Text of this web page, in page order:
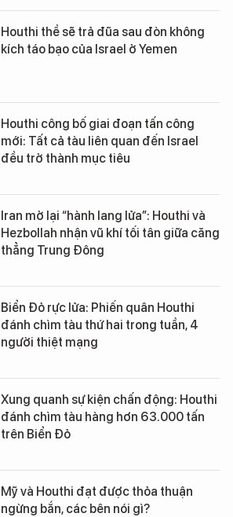
Houthi thề sẽ trả đũa sau đòn không
kích táo bạo của Israel ở Yemen
Houthi công bố giai đoạn tấn công
mới: Tất cả tàu liên quan đến Israel
đều trở thành mục tiêu
Iran mở lại “hành lang lửa”: Houthi và
Hezbollah nhận vũ khí tối tân giữa căng
thẳng Trung Đông
Biển Đỏ rực lửa: Phiến quân Houthi
đánh chìm tàu thứ hai trong tuần, 4
người thiệt mạng
Xung quanh sự kiện chấn động: Houthi
đánh chìm tàu hàng hơn 63.000 tấn
trên Biển Đỏ
Mỹ và Houthi đạt được thỏa thuận
ngừng bắn, các bên nói gì?